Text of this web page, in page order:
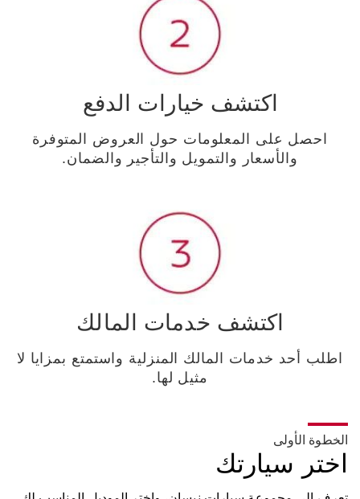
اكتشف خيارات الدفع
احصل على المعلومات حول العروض المتوفرة
والأسعار والتمويل والتأجير والضمان.
اكتشف خدمات المالك
اطلب أحد خدمات المالك المنزلية واستمتع بمزايا لا
مثيل لها.
اختر سيارتك
الخطوة الأولى